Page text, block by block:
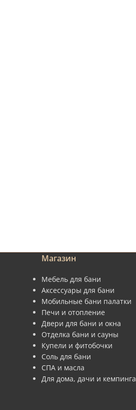
Магазин
Мебель для бани
Аксессуары для бани
Мобильные бани палатки
Печи и отопление
Двери для бани и окна
Отделка бани и сауны
Купели и фитобочки
Соль для бани
СПА и масла
Для дома, дачи и кемпинга